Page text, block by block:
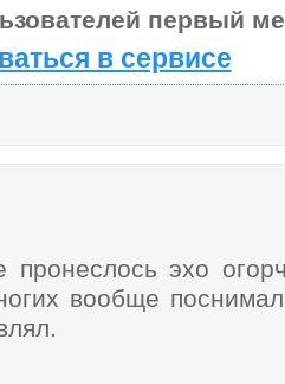
первый
в сервисе
эхо
вообще